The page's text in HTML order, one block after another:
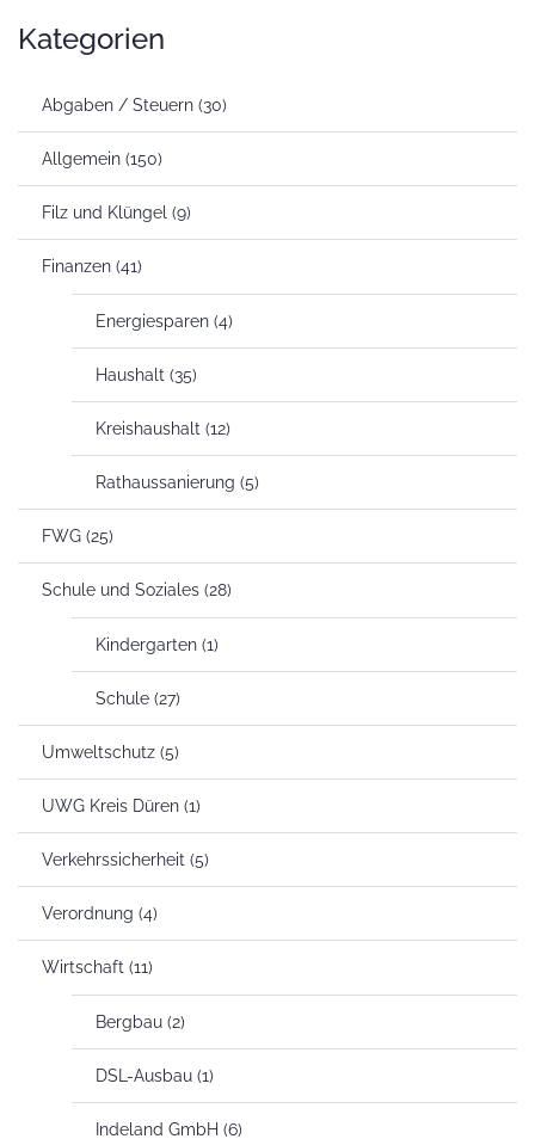
Kategorien
Abgaben / Steuern (30)
Allgemein (150)
Filz und Klüngel (9)
Finanzen (41)
Energiesparen (4)
Haushalt (35)
Kreishaushalt (12)
Rathaussanierung (5)
FWG (25)
Schule und Soziales (28)
Kindergarten (1)
Schule (27)
Umweltschutz (5)
UWG Kreis Düren (1)
Verkehrssicherheit (5)
Verordnung (4)
Wirtschaft (11)
Bergbau (2)
DSL-Ausbau (1)
Indeland GmbH (6)